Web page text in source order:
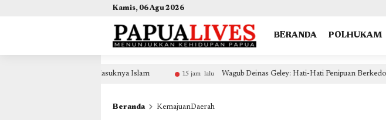
(self.SWG_BASIC = self.SWG_BASIC || []).push( basicSubscriptions => { basicSubscriptions.init({ type: "NewsArticle", isPartOfType:
Kamis, 06 Agu 2026
BERANDA POLHUKAM
Wagub Deinas Geley: Hati-Hati Penipuan Berkedok Pemekaran, Moratorium DOB Belum
Beranda KemajuanDaerah